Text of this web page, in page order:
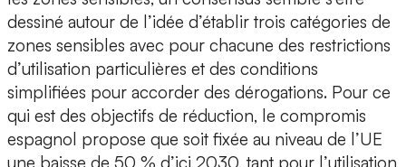
dessiné autour de l’idée d’établir trois catégories de
zones sensibles avec pour chacune des restrictions
d’utilisation particulières et des conditions
simplifiées pour accorder des dérogations. Pour ce
qui est des objectifs de réduction, le compromis
espagnol propose que soit fixée au niveau de l’UE